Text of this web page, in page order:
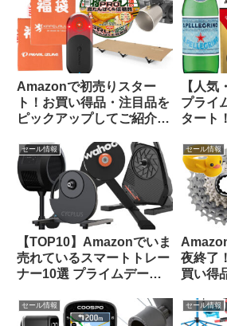
Amazonで初売りスター
ト！お買い得品・注目品を
ピックアップしてご紹介し
【人
プライ
タート
ップし
セール情報
【TOP10】Amazonでいま
売れているスマートトレー
ナー10選 プライムデーセ
セール情報
夜終了
買い得
セール情報 セール情報